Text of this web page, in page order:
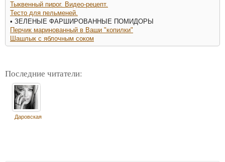
Тыквенный пирог. Видео-рецепт.
Тесто для пельменей.
• ЗЕЛЕНЫЕ ФАРШИРОВАННЫЕ ПОМИДОРЫ
Перчик маринованный в Ваши "копилки"
Шашлык с яблочным соком
Последние читатели:
Даровская